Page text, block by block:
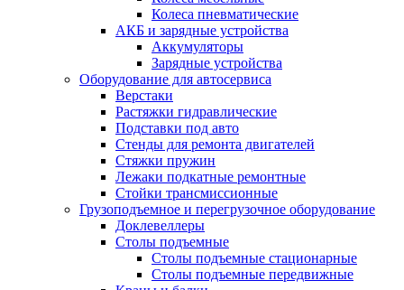
Колеса пневматические
АКБ и зарядные устройства
Аккумуляторы
Зарядные устройства
Оборудование для автосервиса
Верстаки
Растяжки гидравлические
Подставки под авто
Стенды для ремонта двигателей
Стяжки пружин
Лежаки подкатные ремонтные
Стойки трансмиссионные
Грузоподъемное и перегрузочное оборудование
Доклевеллеры
Столы подъемные
Столы подъемные стационарные
Столы подъемные передвижные